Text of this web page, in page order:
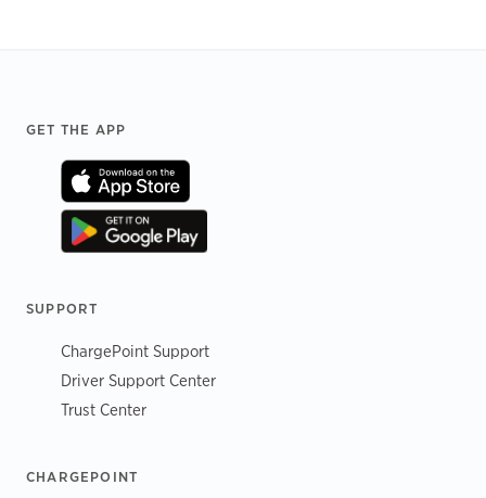
Footer
GET THE APP
SUPPORT
ChargePoint Support
Driver Support Center
Trust Center
CHARGEPOINT